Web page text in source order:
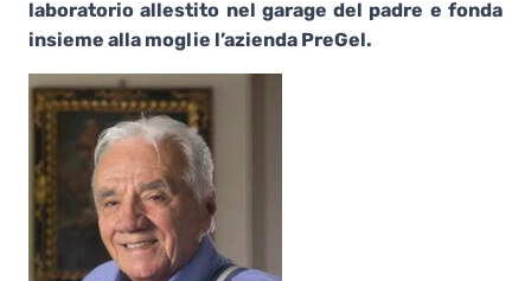
laboratorio allestito nel garage del padre e fonda
insieme alla moglie l’azienda PreGel.